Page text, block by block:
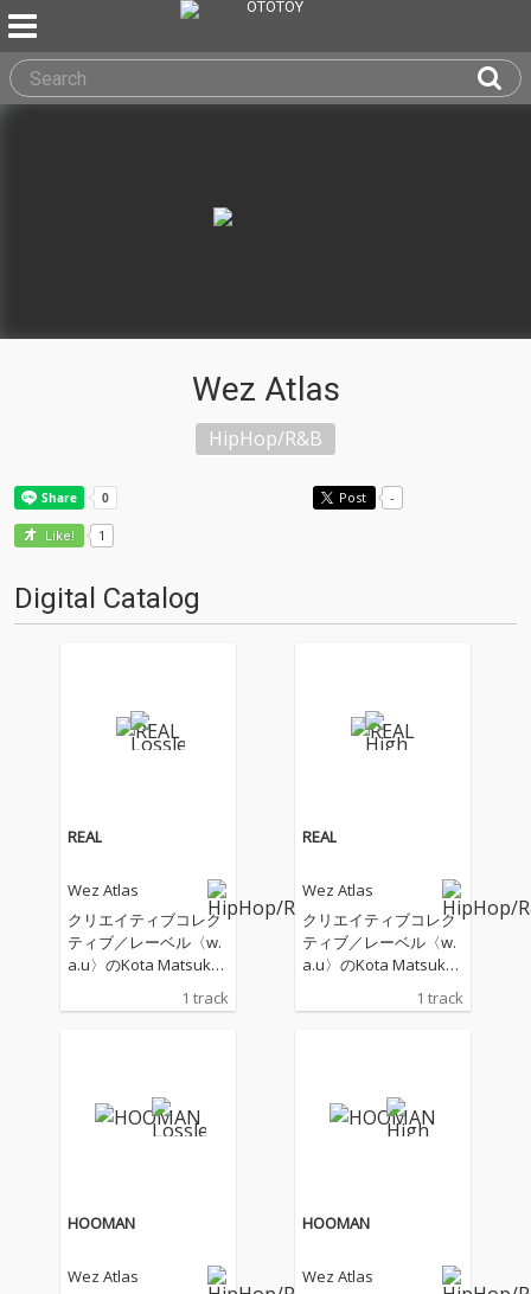
Wez Atlas
HipHop/R&B
Post -
Like! 1
Digital Catalog
REAL
Wez Atlas
クリエイティブコレク
ティブ／レーベル〈w.
a.u〉のKota Matsuka
wa、Reo Anzai、Ryuj
u Tanoueと制作
1 track
REAL
Wez Atlas
クリエイティブコレク
ティブ／レーベル〈w.
a.u〉のKota Matsuka
wa、Reo Anzai、Ryuj
u Tanoueと制作
1 track
HOOMAN
Wez Atlas
HOOMAN
Wez Atlas